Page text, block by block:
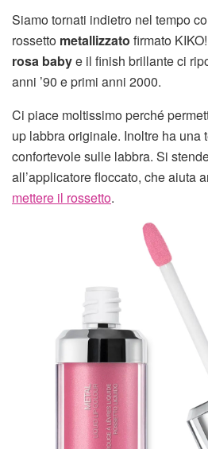
Siamo tornati indietro nel tempo
rossetto metallizzato firmato
rosa babye il finish brillante ci
anni ’90 e primi anni 2000.
Ci piace moltissimo perché
up labbra originale. Inoltre ha una
confortevole sulle labbra. Si
all’applicatore floccato, che aiuta
mettere il rossetto.